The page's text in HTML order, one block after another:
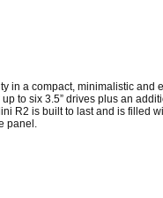
in a compact, minimalistic and
to six 3.5” drives plus an
R2 is built to last and is filled
panel.